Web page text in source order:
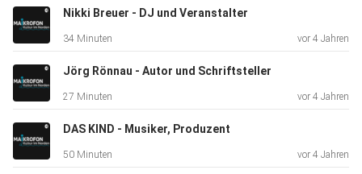
Schwebe-, Seil- oder Kartentrick: Jeff de Fire beherrscht
das professionelle Handwerk der Zauberkunst. Lasst euch
Nikki Breuer - DJ und Veranstalter
34 Minuten vor 4 Jahren
Jörg Rönnau - Autor und Schriftsteller
27 Minuten vor 4 Jahren
DAS KIND - Musiker, Produzent
50 Minuten vor 4 Jahren